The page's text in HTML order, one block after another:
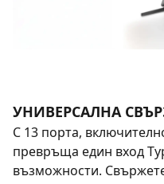
УНИВЕРСАЛНА
С 13 порта,
превръща един вход
възможности.